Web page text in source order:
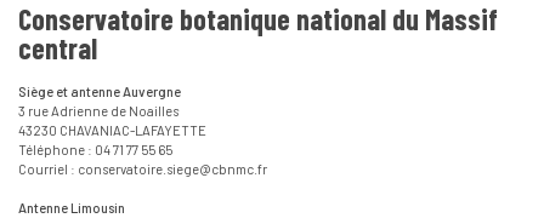
Conservatoire botanique national du Massif
central
Siège et antenne Auvergne
3 rue Adrienne de Noailles
43230 CHAVANIAC-LAFAYETTE
Téléphone : 04 71 77 55 65
Courriel : conservatoire.siege@cbnmc.fr
Antenne Limousin